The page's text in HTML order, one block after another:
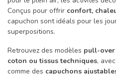
Conçus pour offrir confort,
capuchon sont idéals pour les
superpositions.
Retrouvez des modèles pull-
coton ou tissus techniques,
comme des capuchons